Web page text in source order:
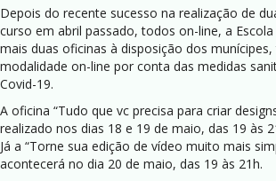
Depois do recente sucesso na realização de
curso em abril passado, todos on-line, a
mais duas oficinas à disposição dos
modalidade on-line por conta das medidas
Covid-19.
A oficina “Tudo que vc precisa para criar
realizado nos dias 18 e 19 de maio, das 19 às
Já a “Torne sua edição de vídeo muito mais
acontecerá no dia 20 de maio, das 19 às 21h.